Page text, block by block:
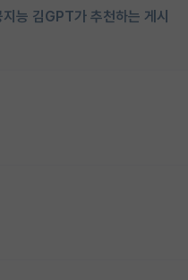
능 김GPT가 추천하는 게시